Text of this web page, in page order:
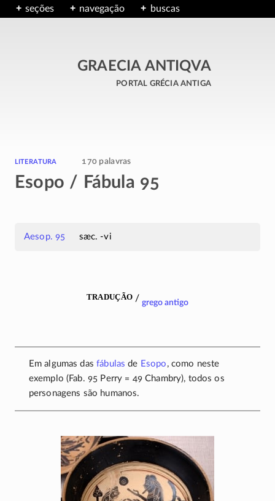
seções navegação buscas
GRAECIA ANTIQVA
portal grécia antiga
literatura 170 palavras
Esopo / Fábula 95
Aesop. 95 sæc. -vi
tradução / grego antigo
Em algumas dasfábulas de Esopo , como neste
exemplo (Fab. 95 Perry = 49 Chambry), todos os
personagens são humanos.